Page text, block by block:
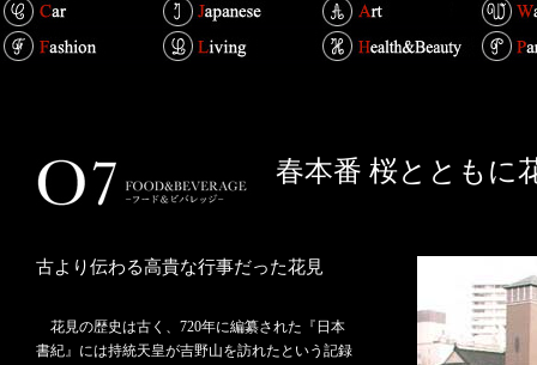
春本番 桜とともに
古より伝わる高貴な行事だった花見
花見の歴史は古く、720年に編纂された『日本
書紀』には持統天皇が吉野山を訪れたという記録